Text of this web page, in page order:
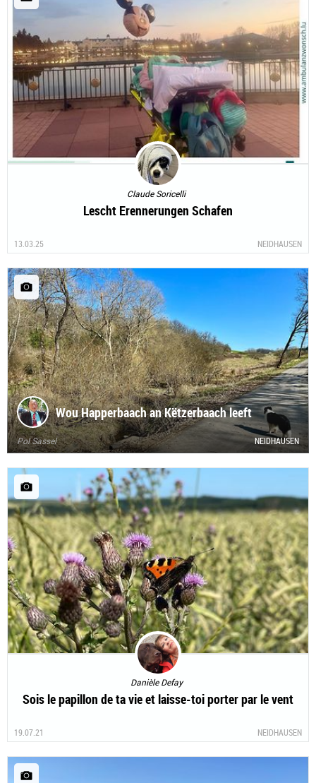
Claude Soricelli
Lescht Erennerungen Schafen
13.03.25 NEIDHAUSEN
Wou Happerbaach an Këtzerbaach leeft
Pol Sassel NEIDHAUSEN
Danièle Defay
Sois le papillon de ta vie et laisse-toi porter par le vent
19.07.21 NEIDHAUSEN